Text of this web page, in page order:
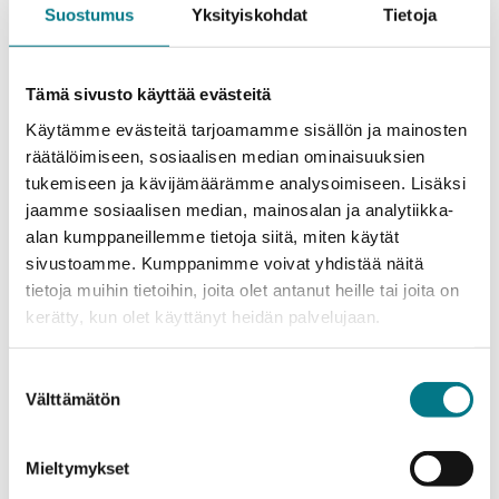
Suostumus Yksityiskohdat Tietoja
Tämä sivusto käyttää evästeitä
Käytämme evästeitä tarjoamamme sisällön ja mainosten
räätälöimiseen, sosiaalisen median ominaisuuksien
tukemiseen ja kävijämäärämme analysoimiseen. Lisäksi
jaamme sosiaalisen median, mainosalan ja analytiikka-
alan kumppaneillemme tietoja siitä, miten käytät
sivustoamme. Kumppanimme voivat yhdistää näitä
tietoja muihin tietoihin, joita olet antanut heille tai joita on
kerätty, kun olet käyttänyt heidän palvelujaan.
valinta
Välttämätön
Mieltymykset
Mitä haluaisit tietää lisää?
Onko sinulla kysymyksiä DISCOn koulutuksista,
koulutuksiin ilmoittautumisesta tai toiveita
koulutuskattauksesta? Tai haluaisitko, että tulisimme
kertomaan lisää tiimillesi? Ota yhteyttä
Projektipäällikkö
040 141 8165